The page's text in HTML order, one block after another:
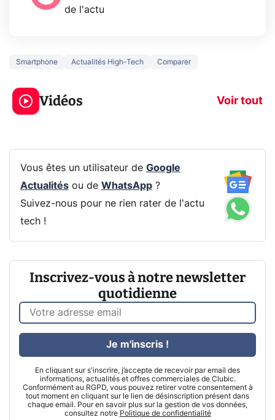
de l'actu
Smartphone Actualités High-Tech Comparer
Vidéos Voir tout
3 écrans en 1 pour
319€ ? Voici L'AOC
CQ32G4ZA !
prochaine
Vous êtes un utilisateur de Google
Actualitésou de WhatsApp?
Suivez-nous pour ne rien rater de l'actu
tech !
Inscrivez-vous à notre newsletter
quotidienne
En cliquant sur s'inscrire, j’accepte de recevoir par email des
informations, actualités et offres commerciales de Clubic.
Conformément au RGPD, vous pouvez retirer votre consentement à
tout moment en cliquant sur le lien de désinscription présent dans
chaque email. Pour en savoir plus sur la gestion de vos données,
consultez notre Politique de confidentialité
Je m'inscris !